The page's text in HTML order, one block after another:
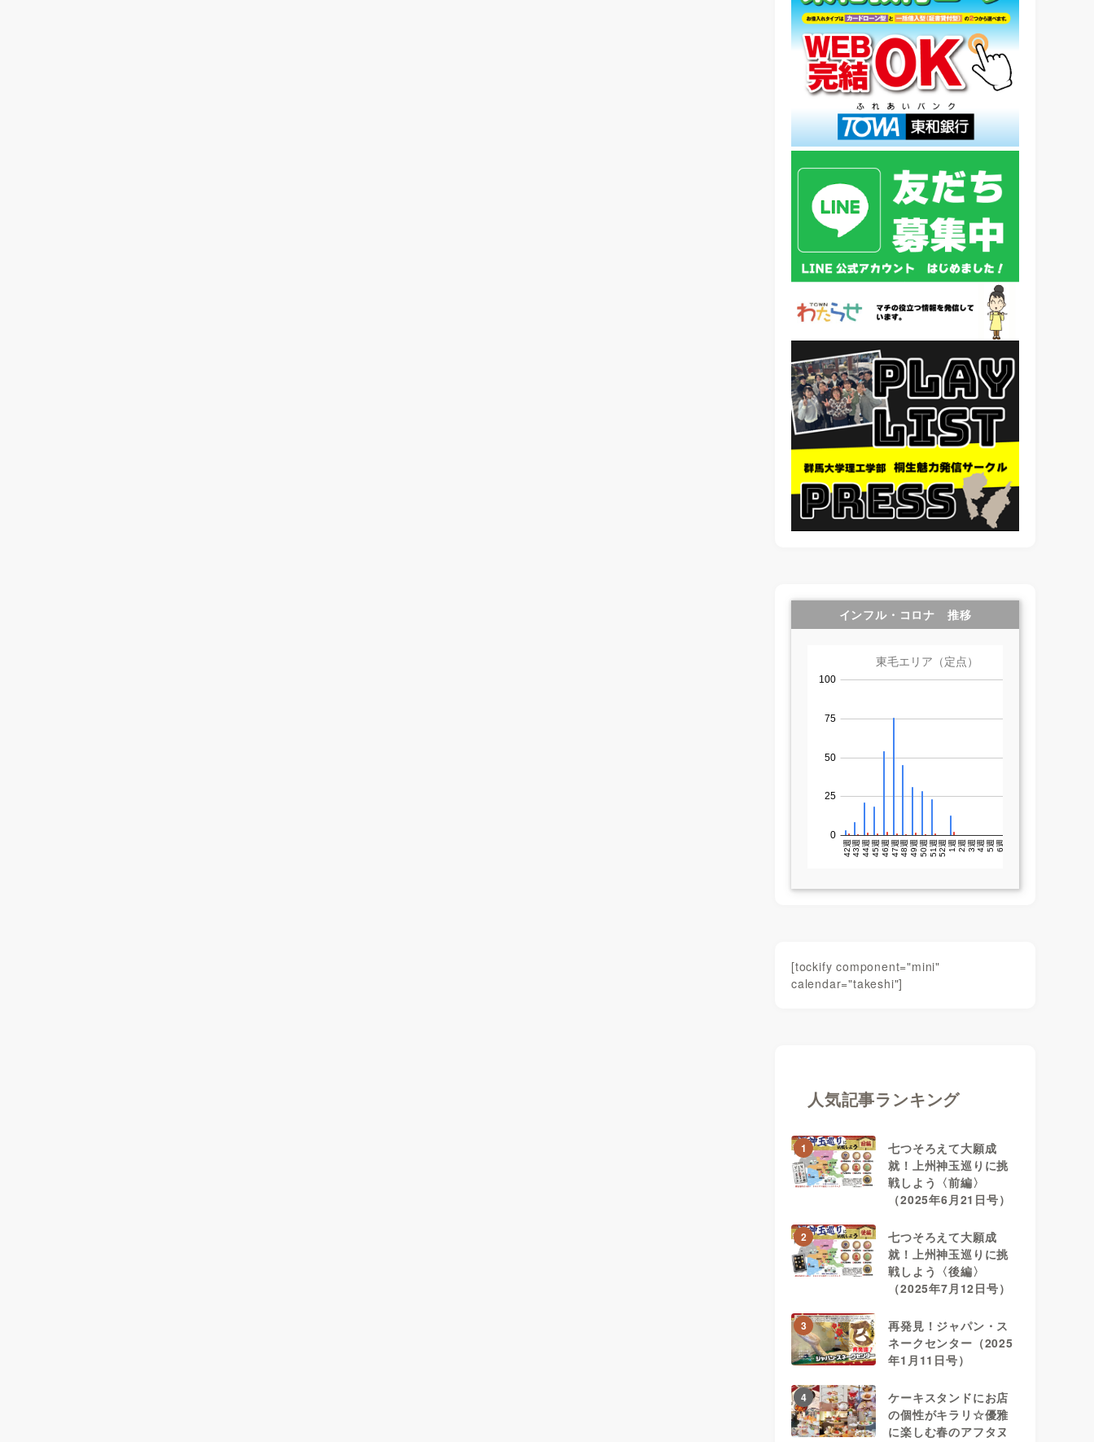
インフル・コロナ 推移
[tockify component="mini"
calendar="takeshi"]
人気記事ランキング
1
七つそろえて大願成
就！上州神玉巡りに挑
戦しよう〈前編〉
（2025年6月21日号）
2
七つそろえて大願成
就！上州神玉巡りに挑
戦しよう〈後編〉
（2025年7月12日号）
3
再発見！ジャパン・ス
ネークセンター（2025
年1月11日号）
4
ケーキスタンドにお店
の個性がキラリ☆優雅
に楽しむ春のアフタヌ